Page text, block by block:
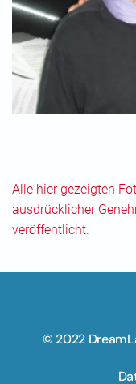
Alle hier gezeigten
ausdrücklicher
veröffentlicht.
© 2022